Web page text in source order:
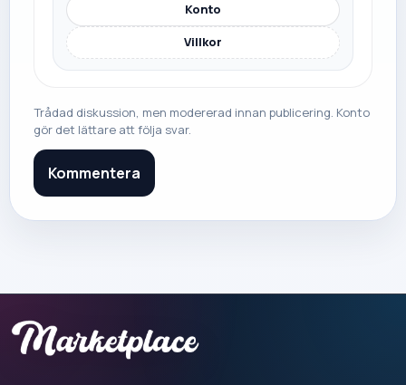
Konto
Villkor
Trådad diskussion, men modererad innan publicering. Konto
gör det lättare att följa svar.
Kommentera